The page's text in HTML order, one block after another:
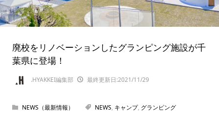
廃校をリノベーションしたグランピング施設が千
葉県に登場！
.HYAKKEI編集部 最終更新日:2021/11/29
NEWS（最新情報） NEWS, キャンプ, グランピング